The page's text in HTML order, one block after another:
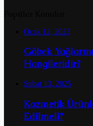
Ocak 12, 2023
Göbek
Hangileridir?
Şubat 13, 2025
Kozmetik
Edilmeli?